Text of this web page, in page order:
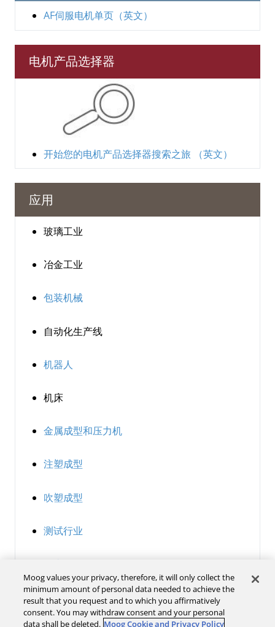
AF伺服电机单页（英文）
电机产品选择器
开始您的电机产品选择器搜索之旅 （英文）
应用
玻璃工业
冶金工业
包装机械
自动化生产线
机器人
机床
金属成型和压力机
注塑成型
吹塑成型
测试行业
仿真
联系我们
隐私政策
Moog values your privacy, therefore, it will only collect the
minimum amount of personal data needed to achieve the
result that you request and to which you affirmatively
consent. You may withdraw consent and your personal
data shall be deleted. Moog Cookie and Privacy Policy